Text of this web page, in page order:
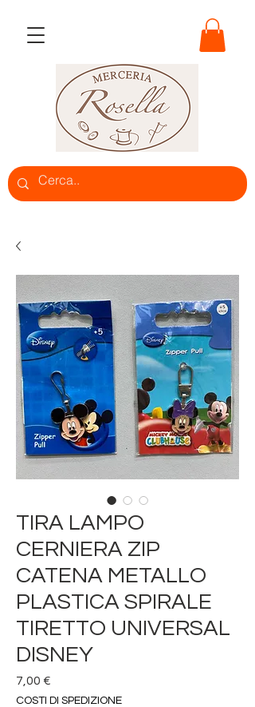
TIRA LAMPO
CERNIERA ZIP
CATENA METALLO
PLASTICA SPIRALE
TIRETTO UNIVERSAL
DISNEY
7,00 €
COSTI DI SPEDIZIONE